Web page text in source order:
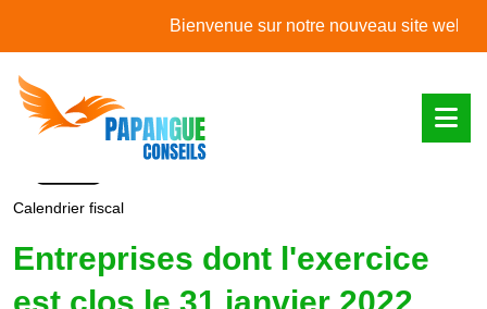
Bienvenue sur notre nouveau site web !
L'actualité du mois
Calendrier fiscal
Entreprises dont l'exercice